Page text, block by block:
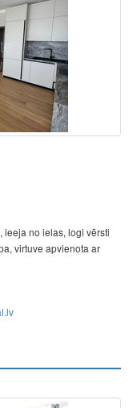
ieeja no ielas, logi vērsti
virtuve apvienota ar